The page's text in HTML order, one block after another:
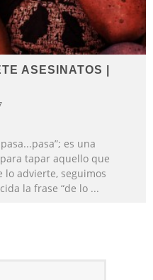
ASESINATOS |
es una
tapar aquello que
lo advierte, seguimos
la frase “de lo ...